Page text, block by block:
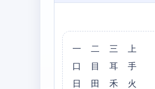
一 二 三 上
口 目 耳 手
日 田 禾 火